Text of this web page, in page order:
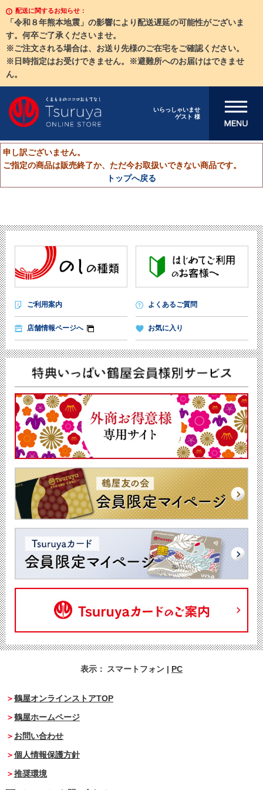
配送に関するお知らせ：
「令和８年熊本地震」の影響により配送遅延の可能性がございま
す。何卒ご了承くださいませ。
※ご注文される場合は、お送り先様のご在宅をご確認ください。
※日時指定はお受けできません。※避難所へのお届けはできませ
ん。
いらっしゃいませ
ゲスト 様
メニューを開
申し訳ございません。
ご指定の商品は販売終了か、ただ今お取扱いできない商品です。
トップへ戻る
ご利用案内 よくあるご質問
店舗情報ページへ お気に入り
表示： スマートフォン | PC
鶴屋オンラインストアTOP
鶴屋ホームページ
お問い合わせ
個人情報保護方針
推奨環境